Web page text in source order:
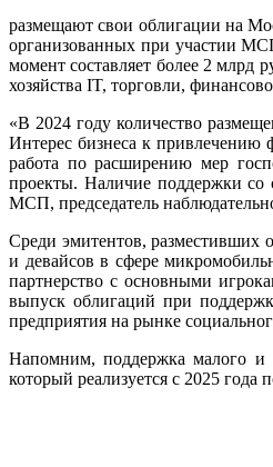
размещают свои облигации на
организованных при участии
момент составляет более 2 млрд
хозяйства IT, торговли,
«В 2024 году количество
Интерес бизнеса к привлечению
работа по расширению мер
проекты. Наличие поддержки со
МСП, председатель
Среди эмитентов, разместивших
и девайсов в сфере
партнерство с основными
выпуск облигаций при
предприятия на рынке
Напомним, поддержка малого и
который реализуется с 2025